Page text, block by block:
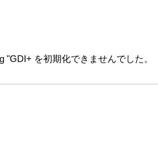
"GDI+ を初期化できませんでした。